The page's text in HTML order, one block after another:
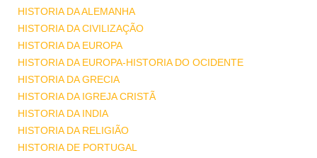
HISTORIA DA ALEMANHA
HISTORIA DA CIVILIZAÇÃO
HISTORIA DA EUROPA
HISTORIA DA EUROPA-HISTORIA DO OCIDENTE
HISTORIA DA GRECIA
HISTORIA DA IGREJA CRISTÃ
HISTORIA DA INDIA
HISTORIA DA RELIGIÃO
HISTORIA DE PORTUGAL